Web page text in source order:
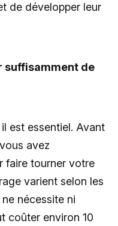
de développer leur
suffisamment de
est essentiel. Avant
avez
faire tourner votre
varient selon les
nécessite ni
coûter environ 10